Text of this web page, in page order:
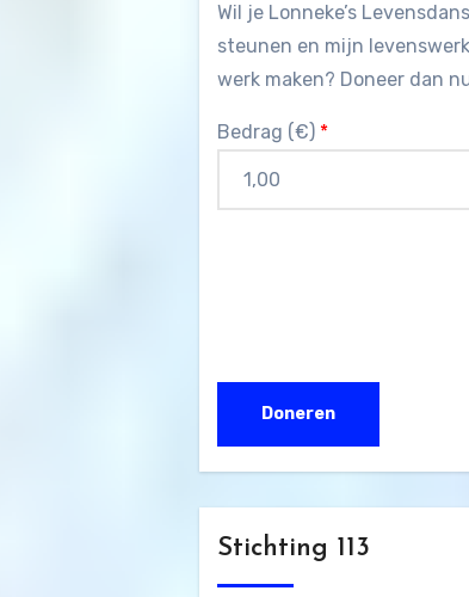
Wil je Lonneke’s
steunen en mijn
werk maken? Doneer dan
Bedrag (€) *
Stichting 113